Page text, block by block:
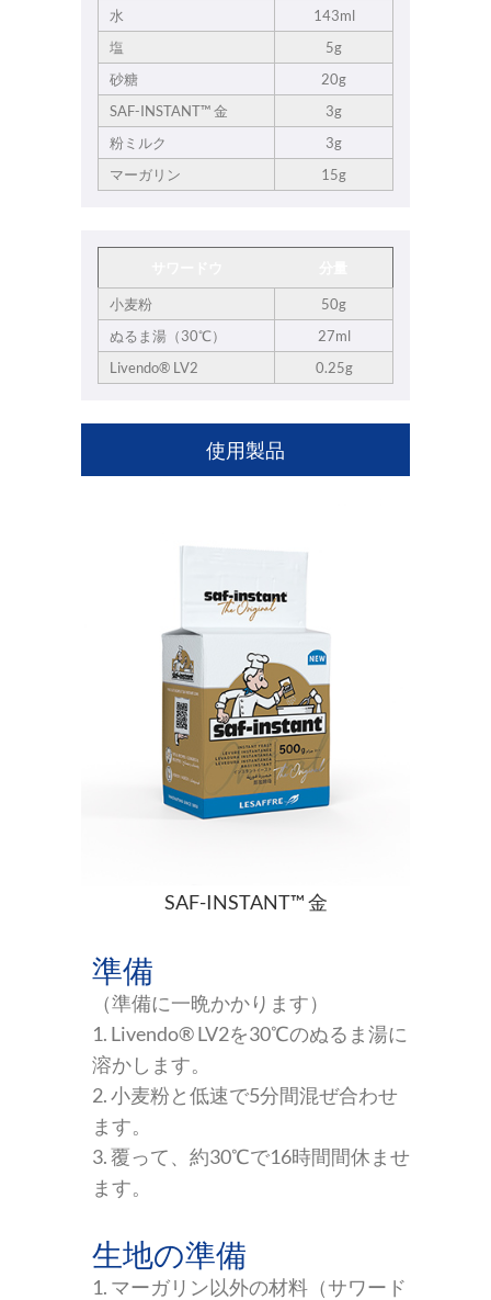
水
143ml
塩
5g
砂糖
20g
SAF-INSTANT™ 金
3g
粉ミルク
3g
マーガリン
15g
小麦粉
50g
ぬるま湯（30℃）
27ml
Livendo® LV2
0.25g
使用製品
SAF-INSTANT™ 金
準備
（準備に一晩かかります）
1. Livendo® LV2を30℃のぬるま湯に
溶かします。
2. 小麦粉と低速で5分間混ぜ合わせ
ます。
3. 覆って、約30℃で16時間間休ませ
ます。
生地の準備
1. マーガリン以外の材料（サワード